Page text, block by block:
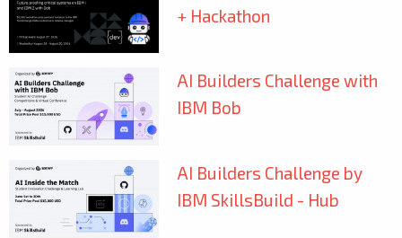
+ Hackathon
AI Builders Challenge with
IBM Bob
AI Builders Challenge by
IBM SkillsBuild - Hub